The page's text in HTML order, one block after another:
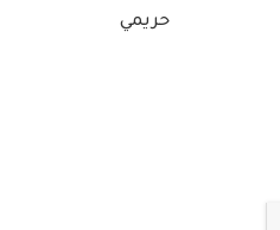
حريمي